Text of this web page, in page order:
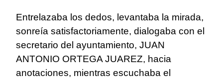
Entrelazaba los dedos, levantaba la mirada,
sonreía satisfactoriamente, dialogaba con el
secretario del ayuntamiento, JUAN
ANTONIO ORTEGA JUAREZ, hacia
anotaciones, mientras escuchaba el